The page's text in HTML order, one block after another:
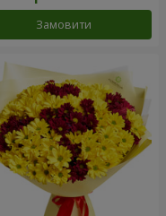
Замовити